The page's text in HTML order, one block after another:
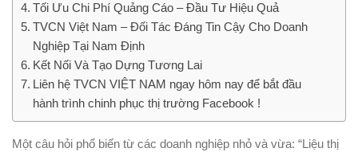
Tối Ưu Chi Phí Quảng Cáo – Đầu Tư Hiệu Quả
TVCN Việt Nam – Đối Tác Đáng Tin Cậy Cho Doanh
Nghiệp Tại Nam Định
Kết Nối Và Tạo Dựng Tương Lai
Liên hệ TVCN VIỆT NAM ngay hôm nay để bắt đầu
hành trình chinh phục thị trường Facebook !
Một câu hỏi phổ biến từ các doanh nghiệp nhỏ và vừa: “Liệu thị